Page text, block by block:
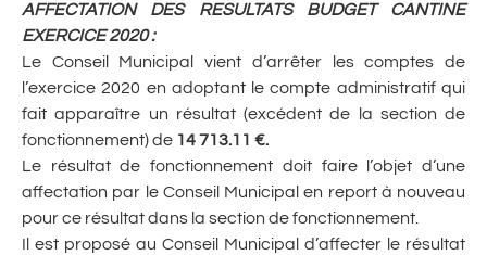
AFFECTATION DES RESULTATS BUDGET CANTINE
EXERCICE 2020:
Le Conseil Municipal vient d’arrêter les comptes de
l’exercice 2020 en adoptant le compte administratif qui
fait apparaître un résultat (excédent de la section de
fonctionnement) de 14 713.11 €.
Le résultat de fonctionnement doit faire l’objet d’une
affectation par le Conseil Municipal en report à nouveau
pour ce résultat dans la section de fonctionnement.
Il est proposé au Conseil Municipal d’affecter le résultat